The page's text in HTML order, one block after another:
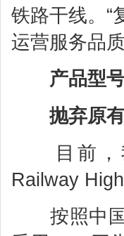
铁路干线。“
运营服务品
产品型
抛弃原
目前，我
Railway
按照中国